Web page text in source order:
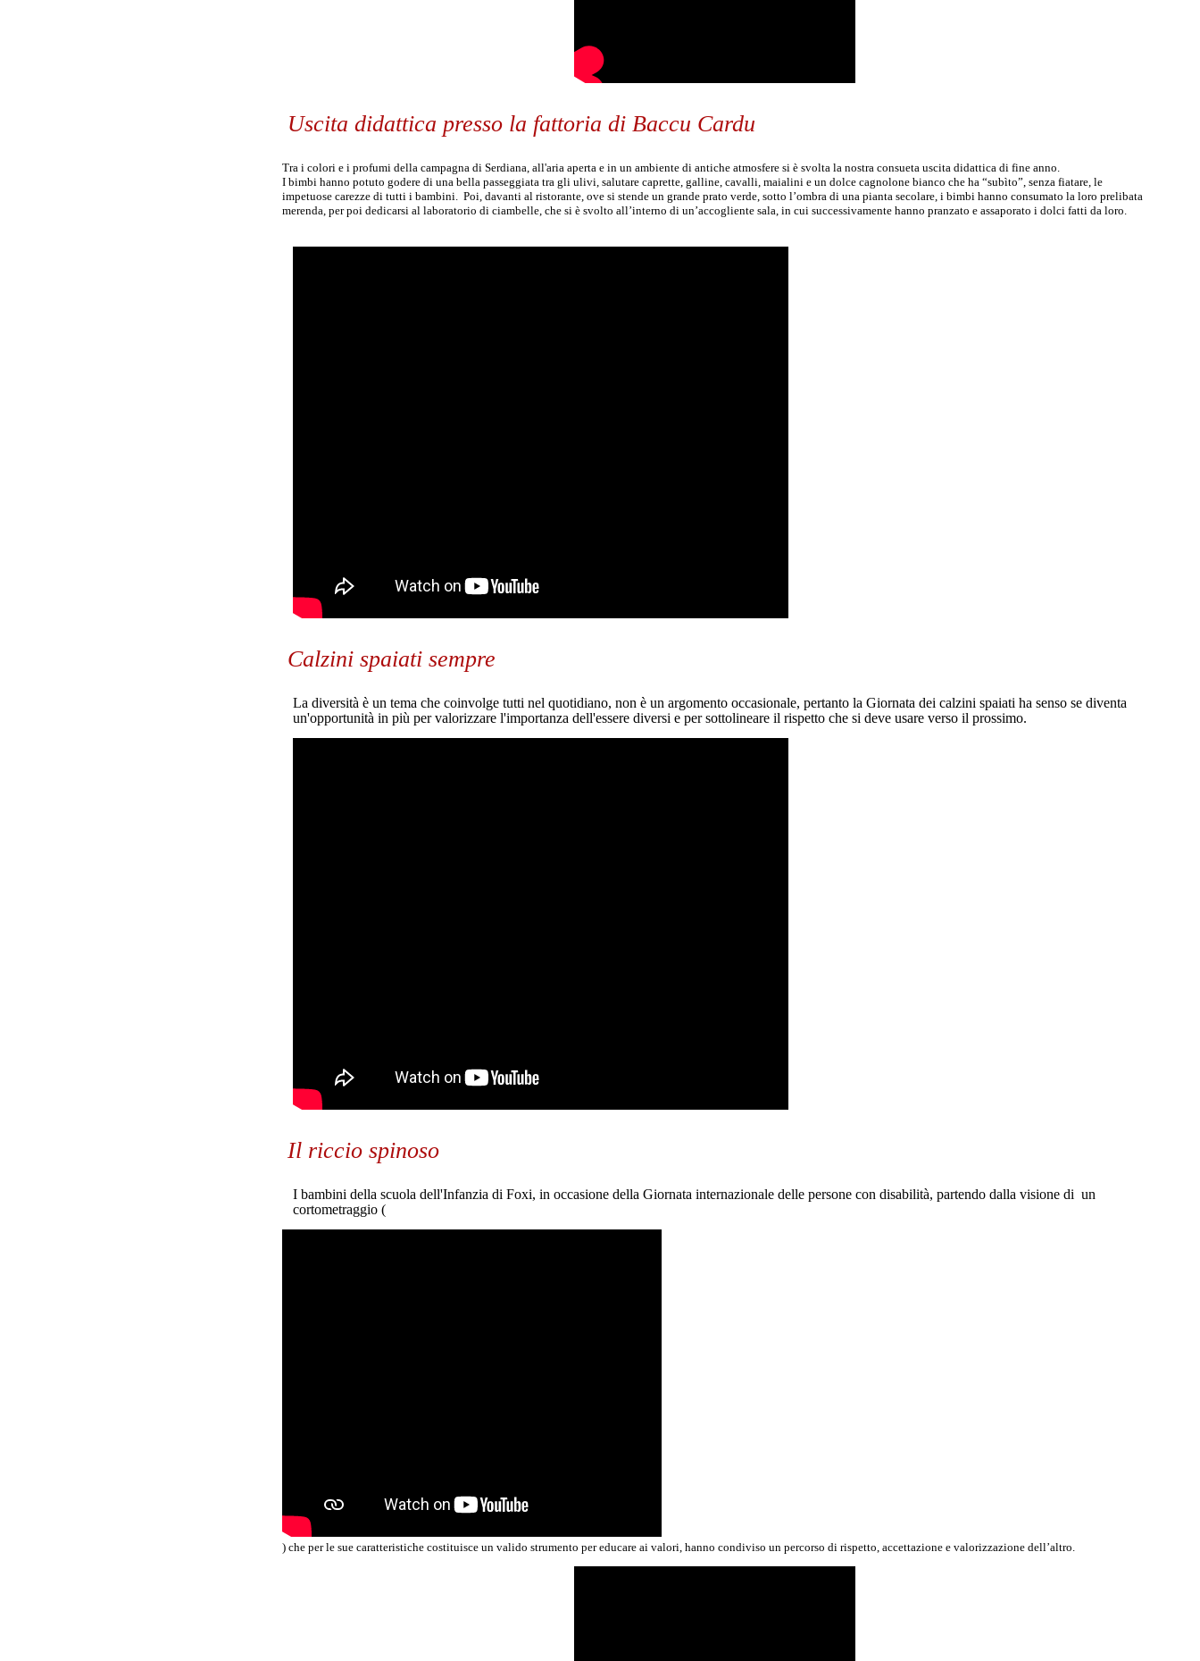
Uscita didattica presso la fattoria di Baccu Cardu
Tra i colori e i profumi della campagna di Serdiana, all'aria aperta e in un ambiente di antiche atmosfere si è svolta la nostra consueta uscita didattica di fine anno.
I bimbi hanno potuto godere di una bella passeggiata tra gli ulivi, salutare caprette, galline, cavalli, maialini e un dolce cagnolone bianco che ha “subìto”, senza fiatare, le
impetuose carezze di tutti i bambini. Poi, davanti al ristorante, ove si stende un grande prato verde, sotto l’ombra di una pianta secolare, i bimbi hanno consumato la loro prelibata
merenda, per poi dedicarsi al laboratorio di ciambelle, che si è svolto all’interno di un’accogliente sala, in cui successivamente hanno pranzato e assaporato i dolci fatti da loro.
Calzini spaiati sempre
La diversità è un tema che coinvolge tutti nel quotidiano, non è un argomento occasionale, pertanto la Giornata dei calzini spaiati ha senso se diventa
un'opportunità in più per valorizzare l'importanza dell'essere diversi e per sottolineare il rispetto che si deve usare verso il prossimo.
Il riccio spinoso
I bambini della scuola dell'Infanzia di Foxi, in occasione della Giornata internazionale delle persone con disabilità, partendo dalla visione di un
cortometraggio (
) che per le sue caratteristiche costituisce un valido strumento per educare ai valori, hanno condiviso un percorso di rispetto, accettazione e valorizzazione dell’altro.